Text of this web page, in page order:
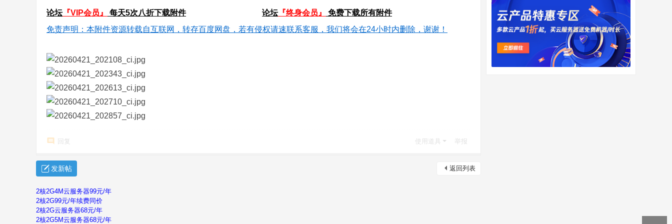
论坛『VIP会员』 每天5次八折下载附件 论坛『终身会员』
免费下载所有附件
免责声明：本附件资源转载自互联网，转存百度网盘，若有侵权请速联系客服，我们将会在24小时内删除，谢谢！
回复 使用道具 举报
返回列表
发新帖
2核2G4M云服务器99元/年
2核2G99元/年续费同价
2核2G云服务器68元/年
2核2G5M云服务器68元/年